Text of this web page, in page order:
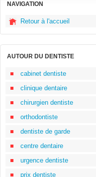
NAVIGATION
Retour à l'accueil
AUTOUR DU DENTISTE
cabinet dentiste
clinique dentaire
chirurgien dentiste
orthodontiste
dentiste de garde
centre dentaire
urgence dentiste
prix dentiste